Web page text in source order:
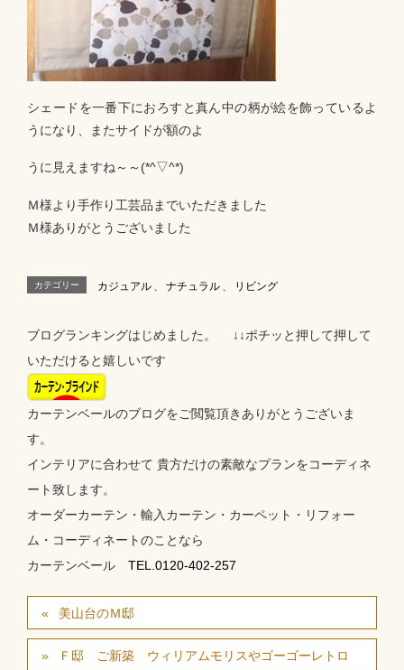
シェードを一番下におろすと真ん中の柄が絵を飾っているよ
うになり、またサイドが額のよ
うに見えますね～～(*^▽^*)
Ｍ様より手作り工芸品までいただきました
Ｍ様ありがとうございました
カテゴリー カジュアル 、 ナチュラル 、 リビング
ブログランキングはじめました。 ↓↓ポチッと押して押して
いただけると嬉しいです
カーテンベールのブログをご閲覧頂きありがとうございま
す。
インテリアに合わせて 貴方だけの素敵なプランをコーディネ
ート致します。
オーダーカーテン・輸入カーテン・カーペット・リフォー
ム・コーディネートのことなら
カーテンベール TEL.0120-402-257
美山台のＭ邸
Ｆ邸 ご新築 ウィリアムモリスやゴーゴーレトロ